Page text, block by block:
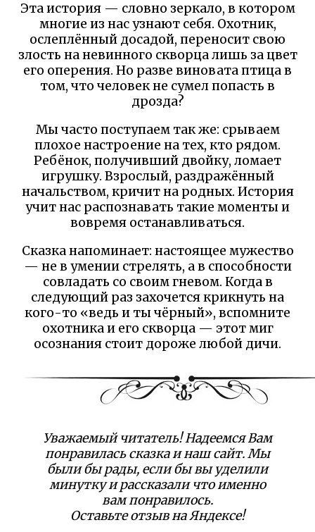
Эта история — словно зеркало, в котором
многие из нас узнают себя. Охотник,
ослеплённый досадой, переносит свою
злость на невинного скворца лишь за цвет
его оперения. Но разве виновата птица в
том, что человек не сумел попасть в
дрозда?
Мы часто поступаем так же: срываем
плохое настроение на тех, кто рядом.
Ребёнок, получивший двойку, ломает
игрушку. Взрослый, раздражённый
начальством, кричит на родных. История
учит нас распознавать такие моменты и
вовремя останавливаться.
Сказка напоминает: настоящее мужество
— не в умении стрелять, а в способности
совладать со своим гневом. Когда в
следующий раз захочется крикнуть на
кого-то «ведь и ты чёрный», вспомните
охотника и его скворца — этот миг
осознания стоит дороже любой дичи.
Уважаемый читатель! Надеемся Вам
понравилась сказка и наш сайт. Мы
были бы рады, если бы вы уделили
минутку и рассказали что именно
вам понравилось.
Оставьте отзыв на Яндексе!